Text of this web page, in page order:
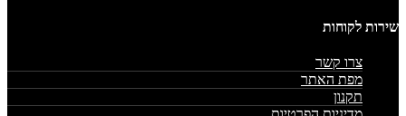
שירות לקוחות
צרו קשר
מפת האתר
תקנון